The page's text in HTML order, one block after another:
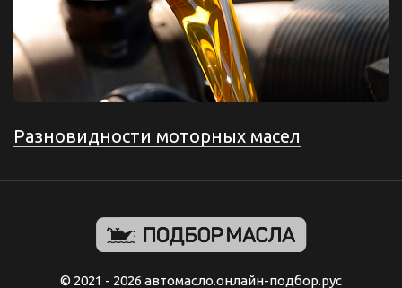
Разновидности моторных масел
© 2021 - 2026 автомасло.онлайн-подбор.рус